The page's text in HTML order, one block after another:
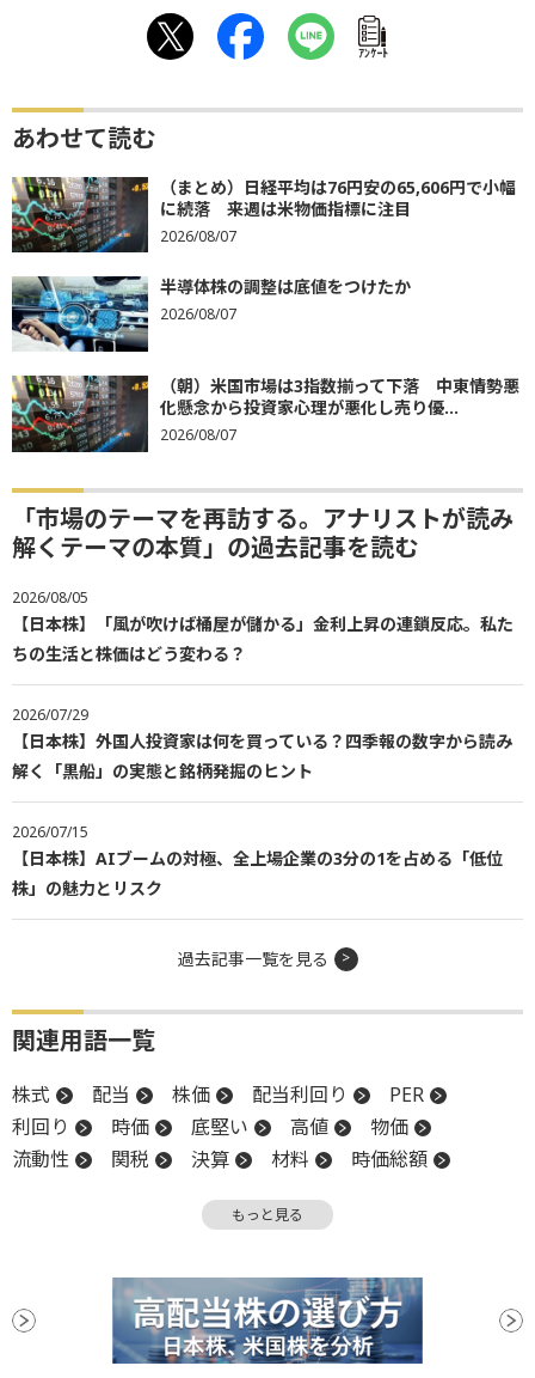
ｱﾝｹｰﾄ
あわせて読む
（まとめ）日経平均は76円安の65,606円で小幅
に続落 来週は米物価指標に注目
2026/08/07
半導体株の調整は底値をつけたか
2026/08/07
（朝）米国市場は3指数揃って下落 中東情勢悪
化懸念から投資家心理が悪化し売り優...
2026/08/07
「市場のテーマを再訪する。アナリストが読み
解くテーマの本質」の過去記事を読む
2026/08/05
【日本株】「風が吹けば桶屋が儲かる」金利上昇の連鎖反応。私た
ちの生活と株価はどう変わる？
2026/07/29
【日本株】外国人投資家は何を買っている？四季報の数字から読み
解く「黒船」の実態と銘柄発掘のヒント
2026/07/15
【日本株】AIブームの対極、全上場企業の3分の1を占める「低位
株」の魅力とリスク
過去記事一覧を見る
関連用語一覧
株式 配当 株価 配当利回り
PER
利回り
時価 底堅い 高値
物価
流動性
関税 決算 材料
時価総額
もっと見る